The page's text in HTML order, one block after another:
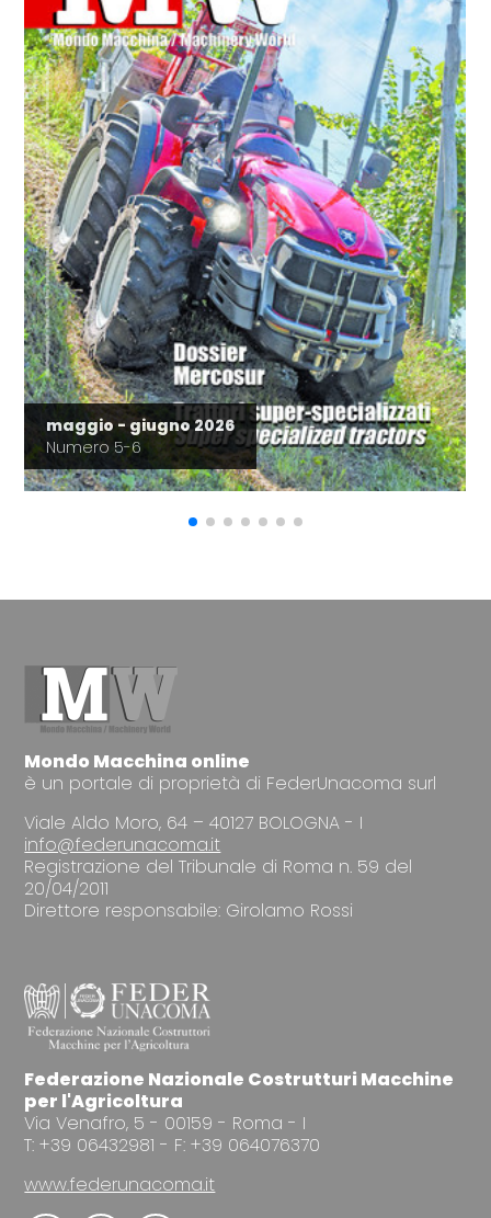
maggio - giugno 2026
Numero 5-6
Mondo Macchina online
è un portale di proprietà di FederUnacoma surl
Viale Aldo Moro, 64 – 40127 BOLOGNA - I
info@federunacoma.it
Registrazione del Tribunale di Roma n. 59 del
20/04/2011
Direttore responsabile: Girolamo Rossi
Federazione Nazionale Costrutturi Macchine
per l'Agricoltura
Via Venafro, 5 - 00159 - Roma - I
T: +39 06432981 - F: +39 064076370
www.federunacoma.it